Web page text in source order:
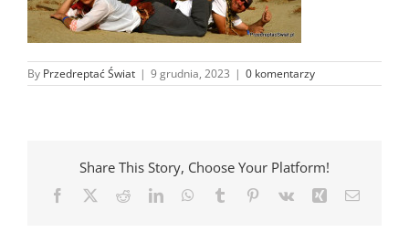
By Przedreptać Świat | 9 grudnia, 2023 | 0 komentarzy
Share This Story, Choose Your Platform!
Facebook RedditLinkedInWhatsApp
Tumblr Pinterest
Vk Xing Email